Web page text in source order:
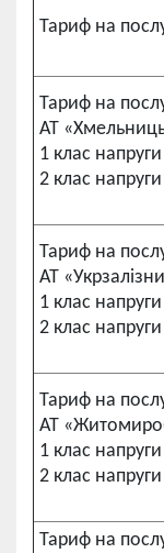
Тариф на
Тариф на
АТ
1 клас напруги
2 клас напруги
Тариф на
АТ
1 клас напруги
2 клас напруги
Тариф на
АТ
1 клас напруги
2 клас напруги
Тариф на